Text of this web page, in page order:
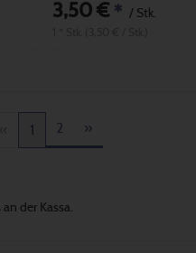
3,50 €* / Stk.
1 2 »
der Kassa.